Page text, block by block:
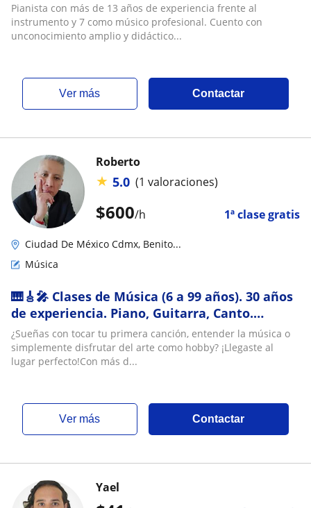
Pianista con más de 13 años de experiencia frente al
instrumento y 7 como músico profesional. Cuento con
unconocimiento amplio y didáctico...
ver más Contactar
$600/h 1ª clase gratis
Roberto
★ 5.0 (1 valoraciones)
Ciudad De México Cdmx, Benito...
Música
🎹🎸🎤 Clases de Música (6 a 99 años). 30 años
de experiencia. Piano, Guitarra, Canto.
¡Resultados garantizados!
¿Sueñas con tocar tu primera canción, entender la música o
simplemente disfrutar del arte como hobby? ¡Llegaste al
lugar perfecto!Con más d...
ver más Contactar
Yael